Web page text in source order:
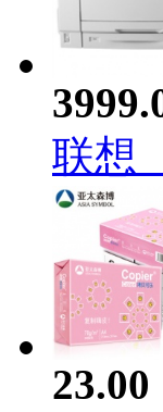
联想
23.00